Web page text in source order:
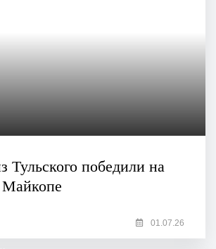
Тульского победили на
Майкопе
01.07.26